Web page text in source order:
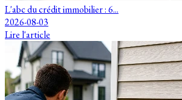
L'abc du crédit immobilier : 6...
2026-08-03
Lire l'article